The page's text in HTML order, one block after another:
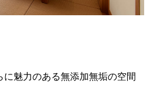
魅力のある無添加無垢の空間